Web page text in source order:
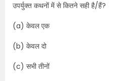
उपर्युक्त कथनों में से कितने सही है/हैं?
(a) केवल एक
(b) केवल दो
(c) सभी तीनों